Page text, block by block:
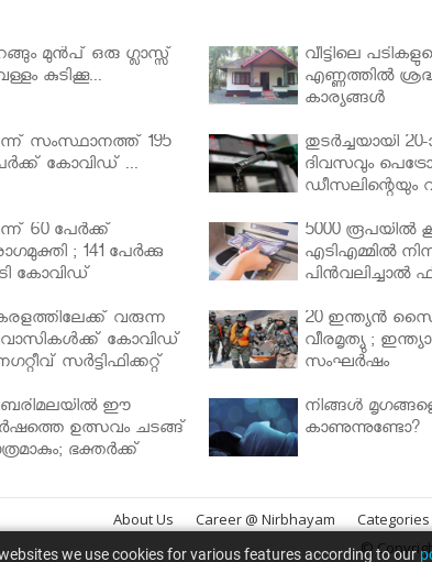
മുന്‍പ് ഒരു ഗ്ലാസ്സ്
കുടിക്കൂ...
വീട്ടിലെ
എണ്ണത്തിൽ
കാര്യങ്ങൾ
സംസ്ഥാനത്ത് 195
കോവിഡ് ...
തുടർച്ചയായി 20-
ദിവസവും
ഡീസലിന്റെയും
60 പേർക്ക്
; 141 പേര്‍ക്കു
കോവിഡ്
5000 രൂപയിൽ
എടിഎമ്മിൽ
പിൻവലിച്ചാൽ
വരുന്ന
കോവിഡ്
സര്‍ട്ടിഫിക്കറ്റ്
20 ഇന്ത്യൻ
വീരമൃത്യു ;
സംഘർഷം
ഈ
ഉത്സവം ചടങ്ങ്
ഭക്തർക്ക്
നിങ്ങള്‍
കാണുന്നുണ്ടോ?
About Us Career @ Nirbhayam Categories
©
we use cookies for various features according to our